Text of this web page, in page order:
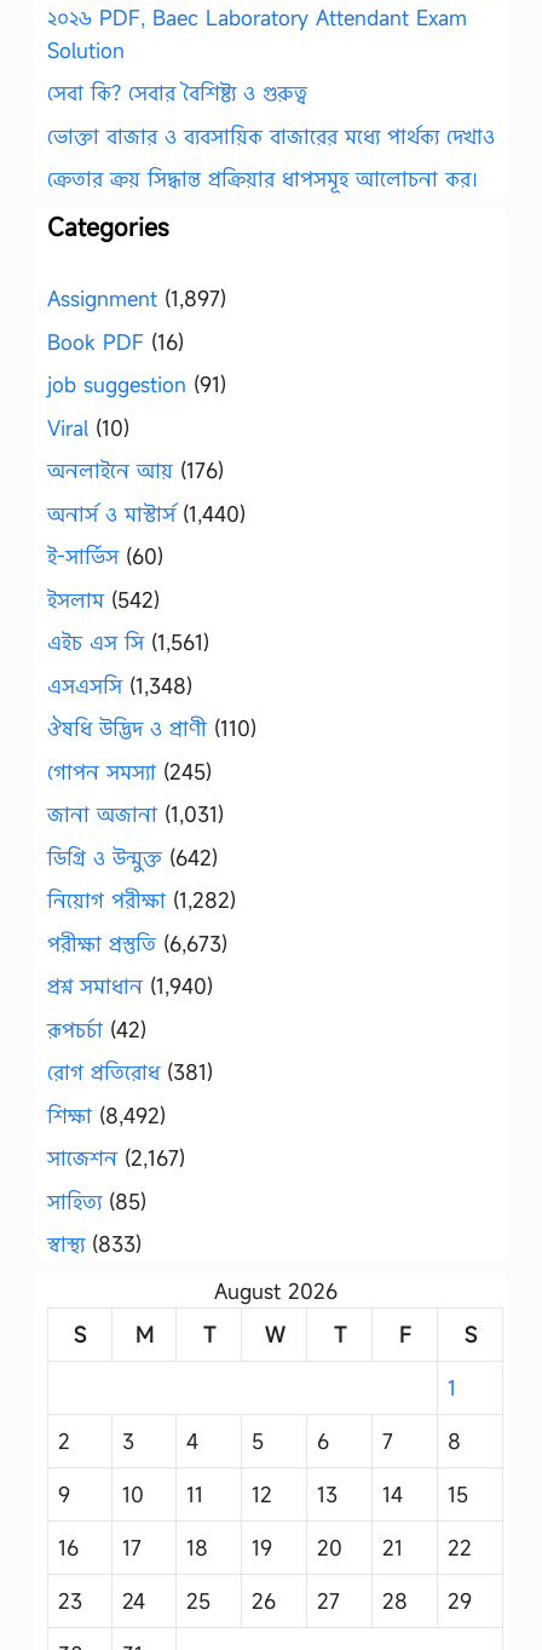
২০২৬ PDF, Baec Laboratory Attendant Exam
Solution
সেবা কি? সেবার বৈশিষ্ট্য ও গুরুত্ব
ভোক্তা বাজার ও ব্যবসায়িক বাজারের মধ্যে পার্থক্য দেখাও
ক্রেতার ক্রয় সিদ্ধান্ত প্রক্রিয়ার ধাপসমূহ আলোচনা কর।
Categories
Assignment (1,897)
Book PDF (16)
job suggestion (91)
Viral (10)
অনলাইনে আয় (176)
অনার্স ও মাস্টার্স(1,440)
ই-সার্ভিস(60)
ইসলাম(542)
এইচ এস সি(1,561)
এসএসসি(1,348)
ঔষধি উদ্ভিদ ও প্রাণী (110)
গোপন সমস্যা (245)
জানা অজানা (1,031)
ডিগ্রি ও উন্মুক্ত (642)
নিয়োগ পরীক্ষা (1,282)
পরীক্ষা প্রস্তুতি (6,673)
প্রশ্ন সমাধান (1,940)
রূপচর্চা (42)
রোগ প্রতিরোধ(381)
শিক্ষা (8,492)
সাজেশন (2,167)
সাহিত্য(85)
স্বাস্থ্য(833)
August 2026
S
M T W T F
S
1
2
3 4 5 6 7
8
9
10 11 12 13 14
15
16
17 18 19 20 21
22
23
24 25 26 27 28
29